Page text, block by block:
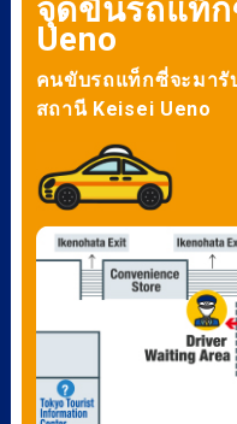
จุดขึ้นรถแท็
Ueno
คนขับรถแท็กซี่จะมารั
สถานี Keisei Ueno